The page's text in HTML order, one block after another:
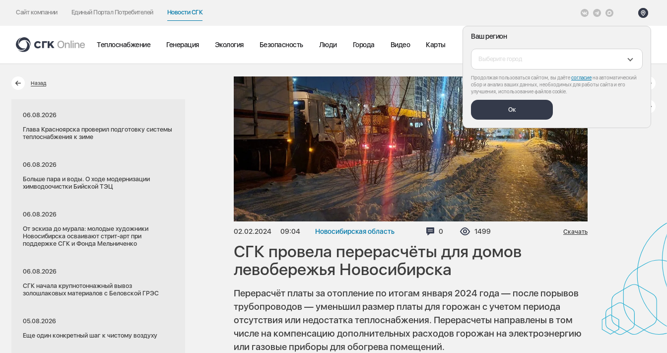
Сайт компании Единый Портал Потребителей Новости СГК
Ваш регион
Выберите город
Продолжая пользоваться сайтом, вы даётесогласиена автоматический
сбор и анализ ваших данных, необходимых для работы сайта и его
улучшения, использование файлов cookie.
Ок
Теплоснабжение Генерация Экология Безопасность Люди Города Видео Карты
Назад
06.08.2026
Глава Красноярска проверил подготовку системы
теплоснабжения к зиме
06.08.2026
Больше пара и воды. О ходе модернизации
химводоочистки Бийской ТЭЦ
06.08.2026
От эскиза до мурала: молодые художники
Новосибирска осваивают стрит-арт при
поддержке СГК и Фонда Мельниченко
06.08.2026
СГК начала крупнотоннажный вывоз
золошлаковых материалов с Беловской ГРЭС
05.08.2026
Еще один конкретный шаг к чистому воздуху
02.02.2024 09:04 Новосибирская область Комментариев:
0 Просмотров:
1499 Скачать
СГК провела перерасчёты для домов
левобережья Новосибирска
Перерасчёт платы за отопление по итогам января 2024 года — после порывов
трубопроводов — уменьшил размер платы для горожан с учетом периода
отсутствия или недостатка теплоснабжения. Перерасчеты направлены в том
числе на компенсацию дополнительных расходов горожан на электроэнергию
или газовые приборы для обогрева помещений.